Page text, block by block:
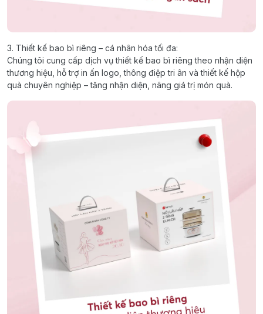
3. Thiết kế bao bì riêng – cá nhân hóa tối đa:
Chúng tôi cung cấp dịch vụ thiết kế bao bì riêng theo nhận diện
thương hiệu, hỗ trợ in ấn logo, thông điệp tri ân và thiết kế hộp
quà chuyên nghiệp – tăng nhận diện, nâng giá trị món quà.